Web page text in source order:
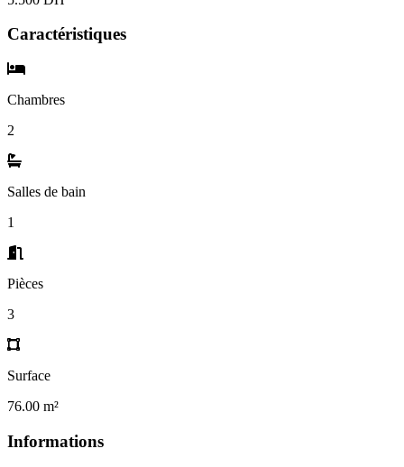
Caractéristiques
Chambres
2
Salles de bain
1
Pièces
3
Surface
76.00 m²
Informations